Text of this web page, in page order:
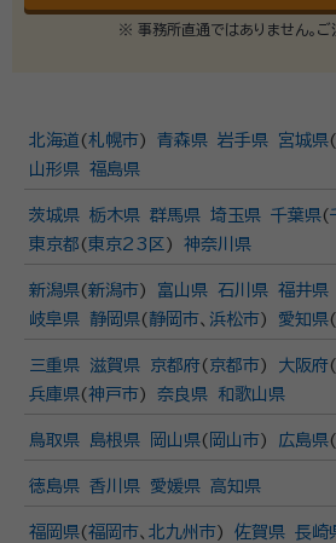
※ 事務所直通ではありません。ご
北海道 (札幌市) 青森県 岩手県 宮城県(
山形県 福島県
茨城県 栃木県 群馬県 埼玉県 千葉県(
東京都 ( 東京23区 ) 神奈川県
新潟県(新潟市) 富山県 石川県 福井県
岐阜県
静岡県( 静岡市、 浜松市) 愛知県(
三重県 滋賀県 京都府( 京都市) 大阪府(
兵庫県(神戸市) 奈良県 和歌山県
鳥取県 島根県 岡山県( 岡山市) 広島県(
徳島県 香川県 愛媛県 高知県
福岡県(福岡市、 北九州市) 佐賀県 長崎